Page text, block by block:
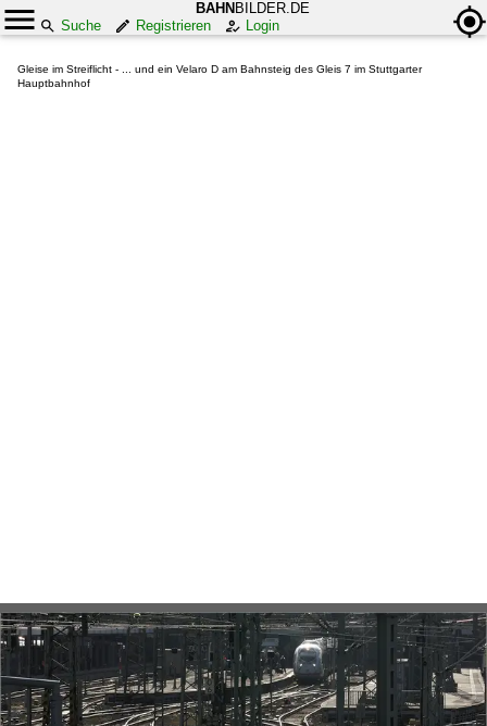
BAHN BILDER.DE
Suche
Registrieren Login
Gleise im Streiflicht - ... und ein Velaro D am Bahnsteig des Gleis 7 im Stuttgarter
Hauptbahnhof